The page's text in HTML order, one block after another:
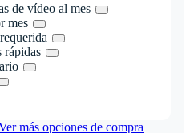
de vídeo al mes
mes
rápidas
más opciones de compra